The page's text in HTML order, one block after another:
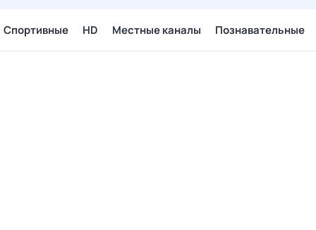
Спортивные HD Местные каналы Познавательные